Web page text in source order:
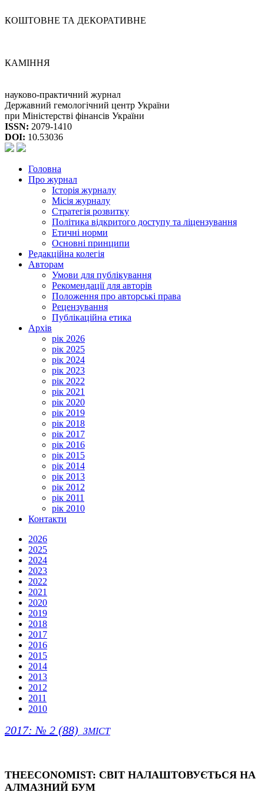
КОШТОВНЕ ТА ДЕКОРАТИВНЕ
КАМІННЯ
науково-практичний журнал
Державний гемологічний центр України
при Міністерстві фінансів України
ISSN: 2079-1410
DOI: 10.53036
Головна
Про журнал
Історія журналу
Місія журналу
Стратегія розвитку
Політика відкритого доступу та ліцензування
Етичні норми
Основні принципи
Редакційна колегія
Авторам
Умови для публікування
Рекомендації для авторів
Положення про авторські права
Рецензування
Публікаційна етика
Архів
рік 2026
рік 2025
рік 2024
рік 2023
рік 2022
рік 2021
рік 2020
рік 2019
рік 2018
рік 2017
рік 2016
рік 2015
рік 2014
рік 2013
рік 2012
рік 2011
рік 2010
Контакти
2026
2025
2024
2023
2022
2021
2020
2019
2018
2017
2016
2015
2014
2013
2012
2011
2010
2017: № 2 (88) ЗМІСТ
THEECONOMIST: СВІТ НАЛАШТОВУЄТЬСЯ НА
АЛМАЗНИЙ БУМ